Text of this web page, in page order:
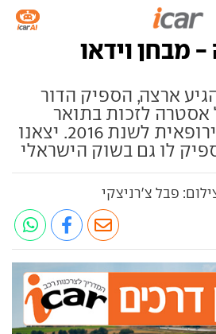
מבחן וידאו
ארצה, הספיק הדור
לזכות בתואר
מכונית השנה האירופאית לשנת 2016. יצאנו
לו גם בשוק הישראלי
פבל צ'רניצקי